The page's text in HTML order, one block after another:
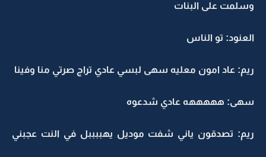
وسلمت على البنات
العنود: تو الناس
ريم: عاد امون معليه سهى لبسي عادي تراج صرتي منا وفينا
سهى: هههههه عادي شدعوه
ريم: تصدقون ياني شفت موديل يهببببل في النت عجبني